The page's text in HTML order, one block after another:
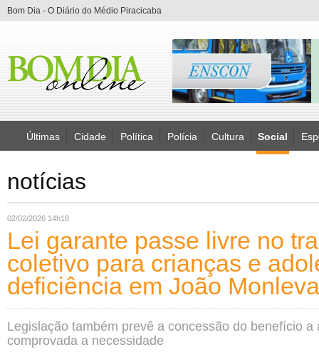
Bom Dia - O Diário do Médio Piracicaba
Últimas Cidade Política Polícia Cultura Social
notícias
02/02/2026 14h18
Lei garante passe livre no
coletivo para crianças e
deficiência em João
Legislação também prevê a concessão do benefício a
comprovada a necessidade